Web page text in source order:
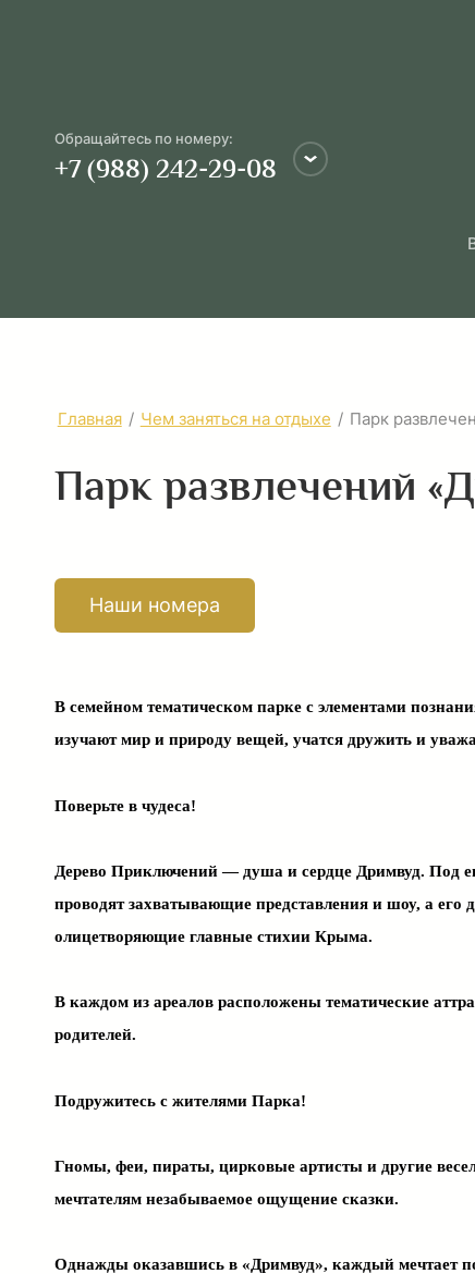
Обращайтесь по номеру:
+7 (988) 242-29-08
Главная / Чем заняться на отдыхе / Парк
Парк развлечений
Наши номера
В семейном тематическом парке с элементами
изучают мир и природу вещей, учатся дружить и
Поверьте в чудеса!
Дерево Приключений — душа и сердце Дримвуд. Под
проводят захватывающие представления и шоу, а
олицетворяющие главные стихии Крыма.
В каждом из ареалов расположены тематические
родителей.
Подружитесь с жителями Парка!
Гномы, феи, пираты, цирковые артисты и другие
мечтателям незабываемое ощущение сказки.
Однажды оказавшись в «Дримвуд», каждый мечтает